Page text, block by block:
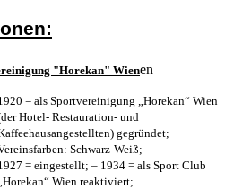
"Horekan" Wienen
= als Sportvereinigung „Horekan“ Wien
Hotel- Restauration- und
gegründet;
Schwarz-Weiß;
= eingestellt; – 1934 = als Sport Club
„Horekan“ Wien reaktiviert;